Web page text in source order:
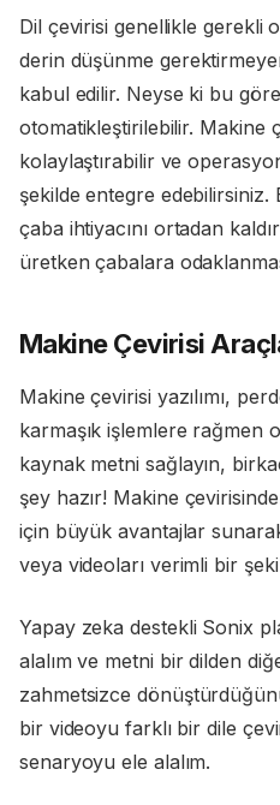
Dil çevirisi genellikle gerekli
derin düşünme
kabul edilir. Neyse ki bu
otomatikleştirilebilir. Makine
kolaylaştırabilir ve
şekilde entegre
çaba ihtiyacını ortadan
üretken çabalara
Makine Çevirisi
Makine çevirisi yazılımı,
karmaşık işlemlere rağmen
kaynak metni sağlayın,
şey hazır! Makine
için büyük avantajlar
veya videoları verimli bir
Yapay zeka destekli Sonix
alalım ve metni bir dilden
zahmetsizce
bir videoyu farklı bir dile
senaryoyu ele alalım.